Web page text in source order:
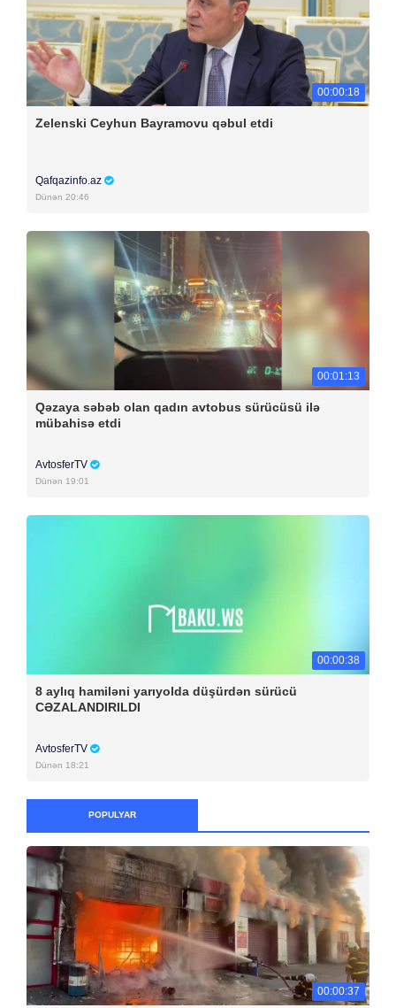
00:00:18
Zelenski Ceyhun Bayramovu qəbul etdi
Qafqazinfo.az
Dünən 20:46
00:01:13
Qəzaya səbəb olan qadın avtobus sürücüsü ilə
mübahisə etdi
AvtosferTV
Dünən 19:01
00:00:38
8 aylıq hamiləni yarıyolda düşürdən sürücü
CƏZALANDIRILDI
AvtosferTV
Dünən 18:21
POPULYAR
00:00:37